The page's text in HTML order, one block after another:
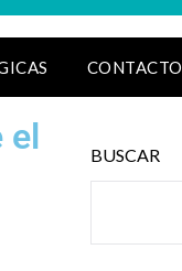
CONTACTO
el BUSCAR